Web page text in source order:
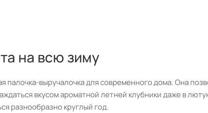
на всю зиму
выручалочка для современного дома. Она
вкусом ароматной летней клубники даже в
разнообразно круглый год.